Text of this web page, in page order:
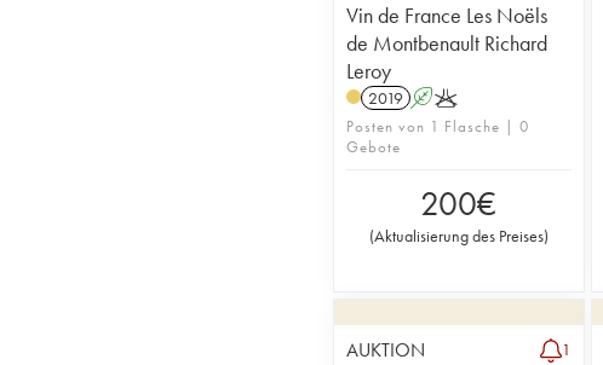
Vin de France Les Noëls
de Montbenault Richard
Leroy
2019 AK
Posten von 1 Flasche | 0
Gebote
200€
(Aktualisierung des Preises)
AUKTION 1